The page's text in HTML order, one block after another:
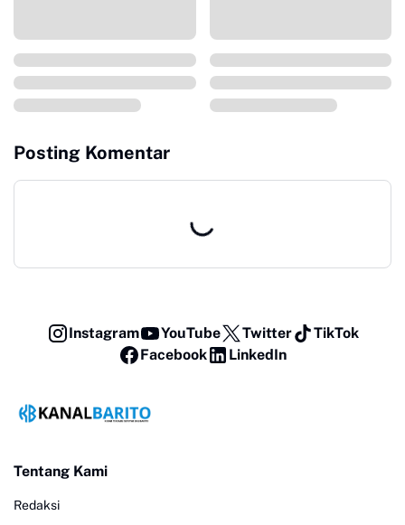
Posting Komentar
Instagram YouTube Twitter
TikTok
Facebook
LinkedIn
Tentang Kami
Redaksi